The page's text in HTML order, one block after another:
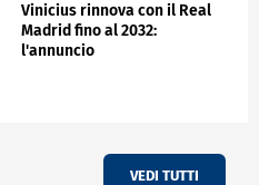
Vinicius rinnova con il Real
Madrid fino al 2032:
l'annuncio
VEDI TUTTI